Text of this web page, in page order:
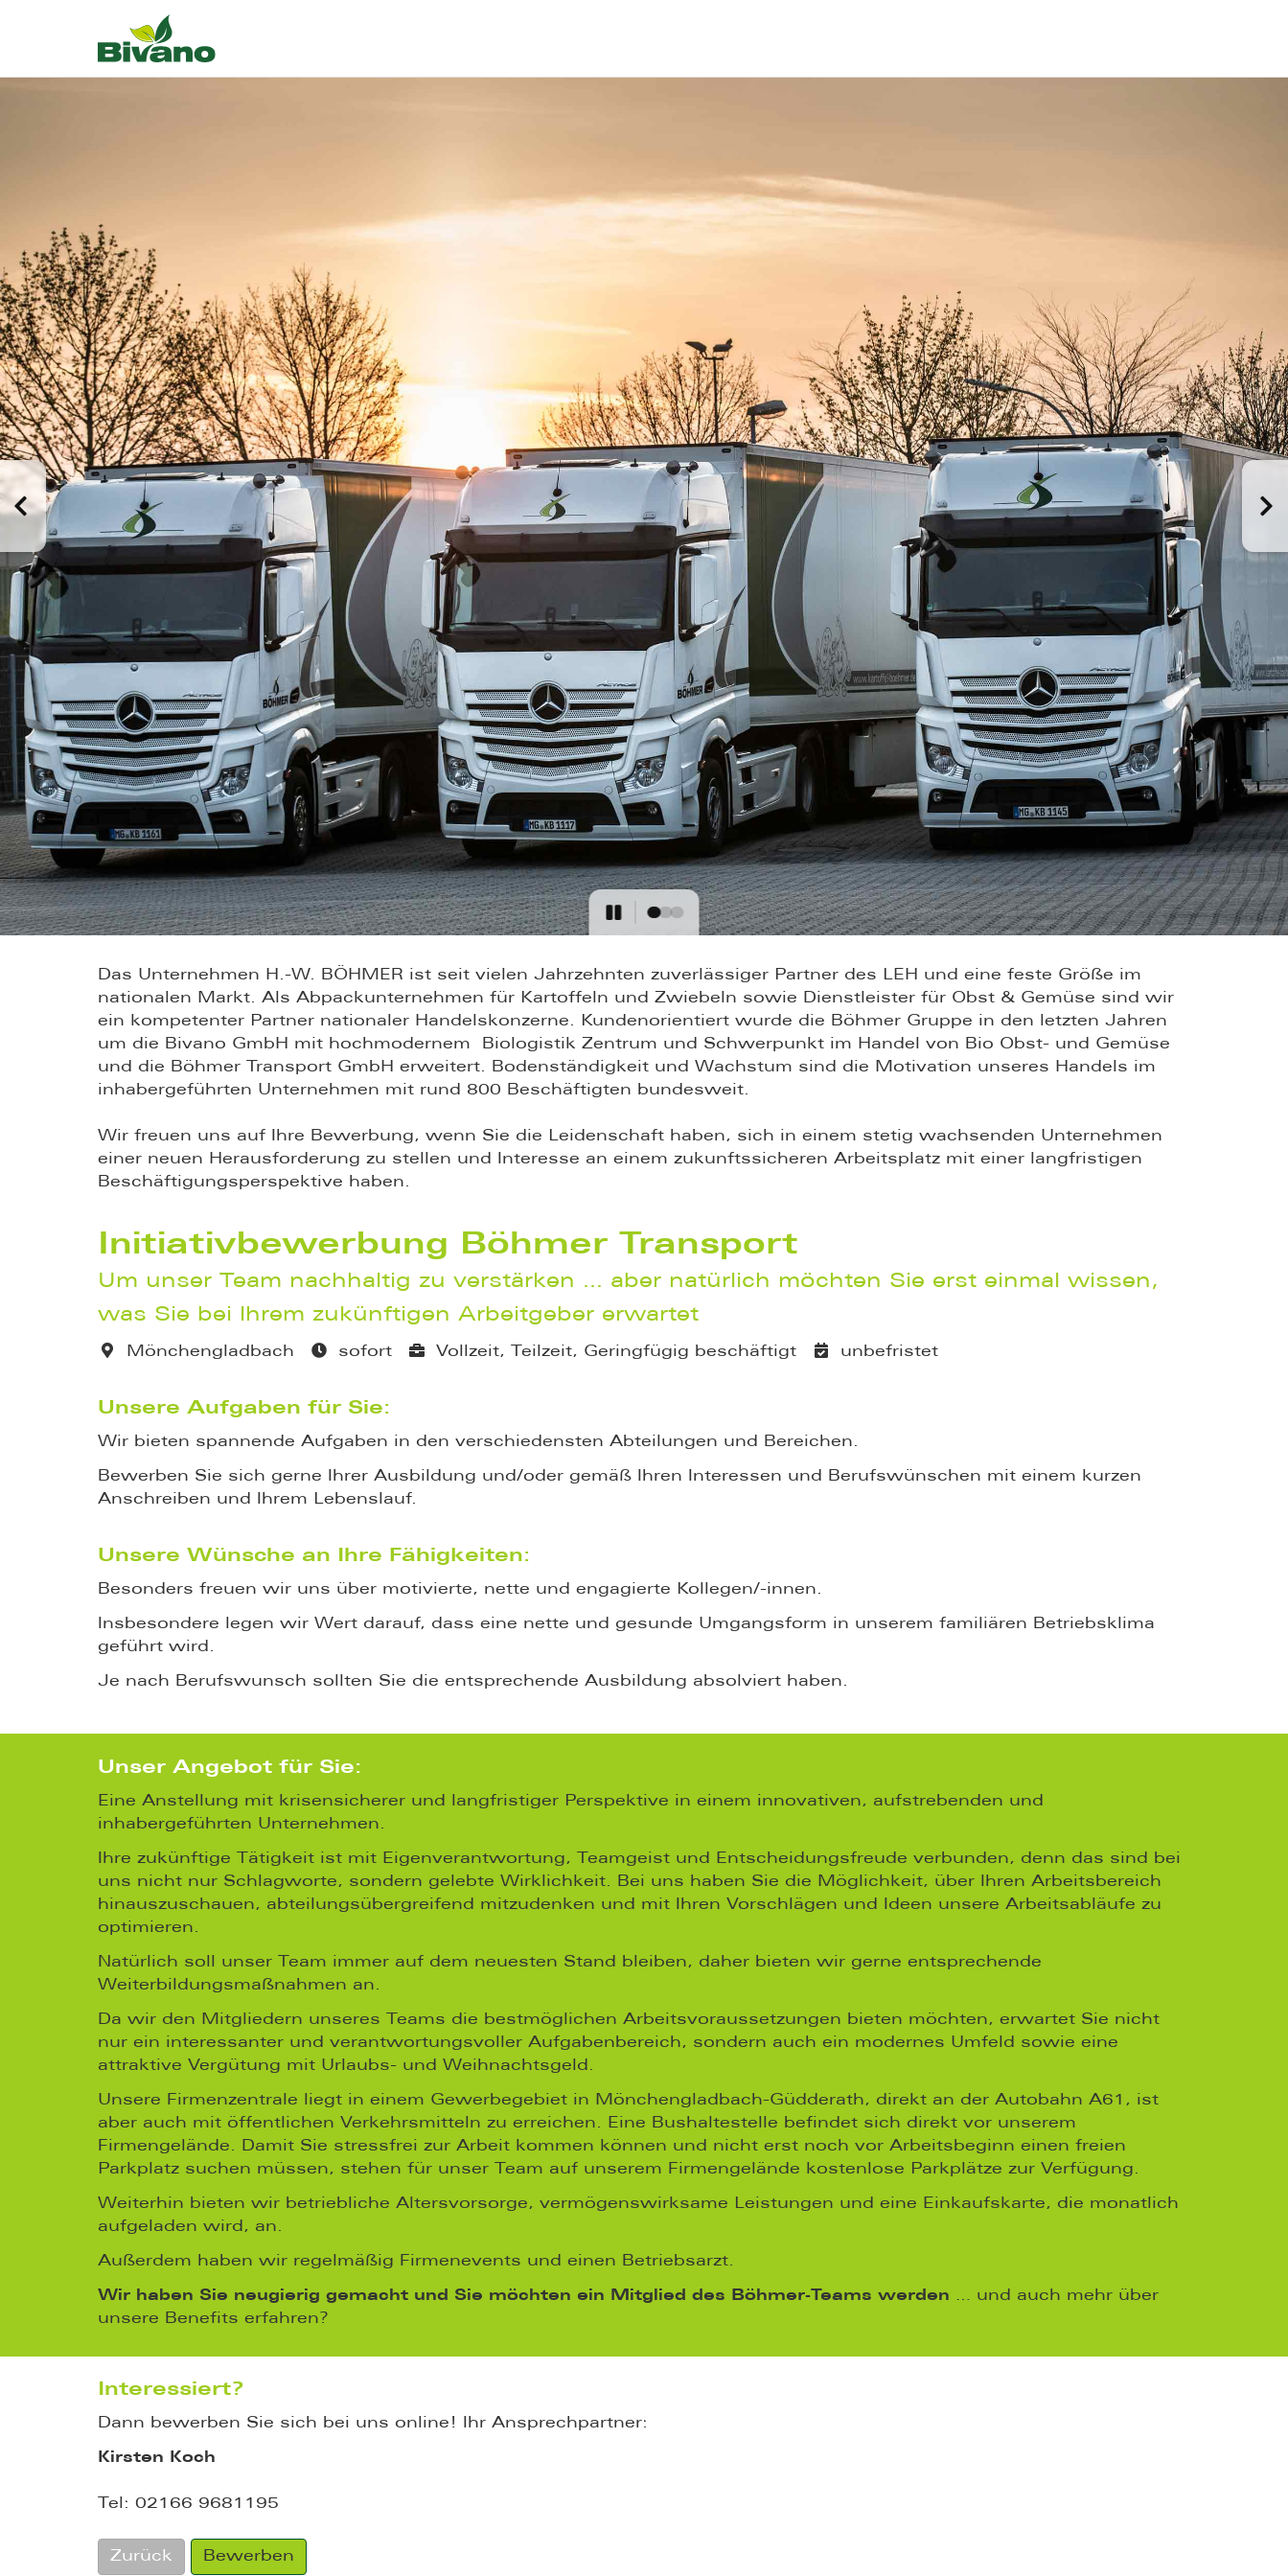
Initiativbewerbung Böhmer Transport
Um unser Team nachhaltig zu verstärken … aber natürlich möchten Sie erst einmal wissen,
was Sie bei Ihrem zukünftigen Arbeitgeber erwartet
Mönchengladbach sofort Vollzeit, Teilzeit, Geringfügig beschäftigt unbefristet
Das Unternehmen H.-W. BÖHMER ist seit vielen Jahrzehnten zuverlässiger Partner des LEH und eine feste Größe im
nationalen Markt. Als Abpackunternehmen für Kartoffeln und Zwiebeln sowie Dienstleister für Obst & Gemüse sind wir
ein kompetenter Partner nationaler Handelskonzerne. Kundenorientiert wurde die Böhmer Gruppe in den letzten Jahren
um die Bivano GmbH mit hochmodernem Biologistik Zentrum und Schwerpunkt im Handel von Bio Obst- und Gemüse
und die Böhmer Transport GmbH erweitert. Bodenständigkeit und Wachstum sind die Motivation unseres Handels im
inhabergeführten Unternehmen mit rund 800 Beschäftigten bundesweit.
Wir freuen uns auf Ihre Bewerbung, wenn Sie die Leidenschaft haben, sich in einem stetig wachsenden Unternehmen
einer neuen Herausforderung zu stellen und Interesse an einem zukunftssicheren Arbeitsplatz mit einer langfristigen
Beschäftigungsperspektive haben.
Unsere Aufgaben für Sie:
Wir bieten spannende Aufgaben in den verschiedensten Abteilungen und Bereichen.
Bewerben Sie sich gerne Ihrer Ausbildung und/oder gemäß Ihren Interessen und Berufswünschen mit einem kurzen
Anschreiben und Ihrem Lebenslauf.
Unsere Wünsche an Ihre Fähigkeiten:
Besonders freuen wir uns über motivierte, nette und engagierte Kollegen/-innen.
Insbesondere legen wir Wert darauf, dass eine nette und gesunde Umgangsform in unserem familiären Betriebsklima
geführt wird.
Je nach Berufswunsch sollten Sie die entsprechende Ausbildung absolviert haben.
Unser Angebot für Sie:
Eine Anstellung mit krisensicherer und langfristiger Perspektive in einem innovativen, aufstrebenden und
inhabergeführten Unternehmen.
Ihre zukünftige Tätigkeit ist mit Eigenverantwortung, Teamgeist und Entscheidungsfreude verbunden, denn das sind bei
uns nicht nur Schlagworte, sondern gelebte Wirklichkeit. Bei uns haben Sie die Möglichkeit, über Ihren Arbeitsbereich
hinauszuschauen, abteilungsübergreifend mitzudenken und mit Ihren Vorschlägen und Ideen unsere Arbeitsabläufe zu
optimieren.
Natürlich soll unser Team immer auf dem neuesten Stand bleiben, daher bieten wir gerne entsprechende
Weiterbildungsmaßnahmen an.
Da wir den Mitgliedern unseres Teams die bestmöglichen Arbeitsvoraussetzungen bieten möchten, erwartet Sie nicht
nur ein interessanter und verantwortungsvoller Aufgabenbereich, sondern auch ein modernes Umfeld sowie eine
attraktive Vergütung mit Urlaubs- und Weihnachtsgeld.
Unsere Firmenzentrale liegt in einem Gewerbegebiet in Mönchengladbach-Güdderath, direkt an der Autobahn A61, ist
aber auch mit öffentlichen Verkehrsmitteln zu erreichen. Eine Bushaltestelle befindet sich direkt vor unserem
Firmengelände. Damit Sie stressfrei zur Arbeit kommen können und nicht erst noch vor Arbeitsbeginn einen freien
Parkplatz suchen müssen, stehen für unser Team auf unserem Firmengelände kostenlose Parkplätze zur Verfügung.
Weiterhin bieten wir betriebliche Altersvorsorge, vermögenswirksame Leistungen und eine Einkaufskarte, die monatlich
aufgeladen wird, an.
Außerdem haben wir regelmäßig Firmenevents und einen Betriebsarzt.
Wir haben Sie neugierig gemacht und Sie möchten ein Mitglied des Böhmer-Teams werden … und auch mehr über
unsere Benefits erfahren?
Interessiert?
Dann bewerben Sie sich bei uns online! Ihr Ansprechpartner:
Kirsten Koch
Tel: 02166 9681195
Zurück Bewerben